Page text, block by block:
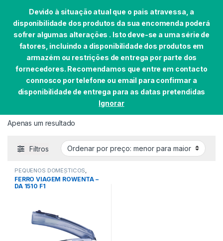
Devido à situação atual que o pais atravessa, a
disponibilidade dos produtos da sua encomenda poderá
sofrer algumas alterações . Isto deve-se a uma série de
fatores, incluindo a disponibilidade dos produtos em
armazém ou restrições de entrega por parte dos
fornecedores. Recomendamos que entre em contacto
connosco por telefone ou email para confirmar a
disponibilidade de entrega para as datas pretendidas
Ignorar
Skip to navigation
Skip to content
EAN do produto 4210101392812
Apenas um resultado
Filtros
PEQUENOS DOMÉSTICOS
ROUPA PEQ. DOMÉSTICOS
FERRO VIAGEM ROWENTA –
DA 1510 F1